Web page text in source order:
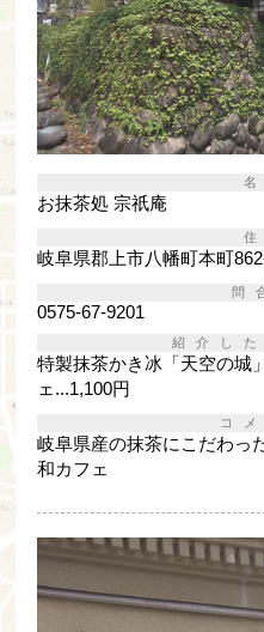
お抹茶処 宗祇庵
岐阜県郡上市八幡町本町
問
0575-67-9201
紹介し
特製抹茶かき冰「天空の城
ェ...1,100円
コ
岐阜県産の抹茶にこだわっ
和カフェ